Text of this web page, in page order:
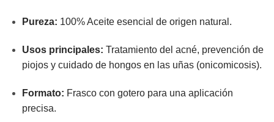
Pureza: 100% Aceite esencial de origen natural.
Usos principales: Tratamiento del acné, prevención de
piojos y cuidado de hongos en las uñas (onicomicosis).
Formato: Frasco con gotero para una aplicación
precisa.